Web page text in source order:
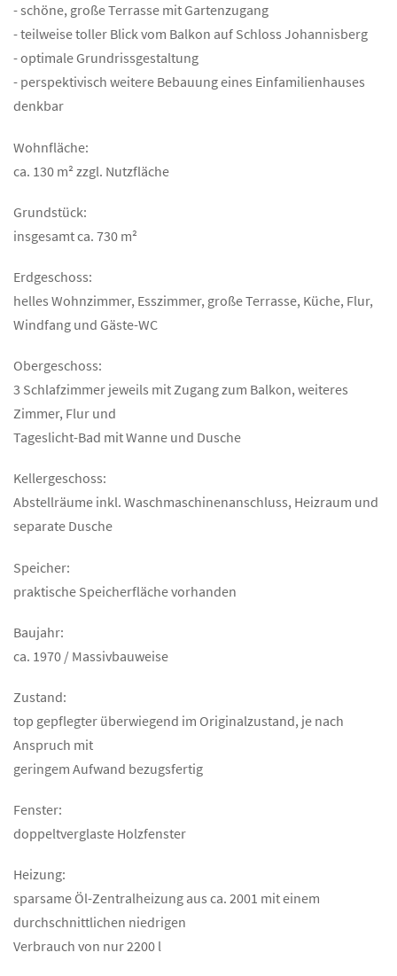
- schöne, große Terrasse mit Gartenzugang
- teilweise toller Blick vom Balkon auf Schloss Johannisberg
- optimale Grundrissgestaltung
- perspektivisch weitere Bebauung eines Einfamilienhauses
denkbar
Wohnfläche:
ca. 130 m² zzgl. Nutzfläche
Grundstück:
insgesamt ca. 730 m²
Erdgeschoss:
helles Wohnzimmer, Esszimmer, große Terrasse, Küche, Flur,
Windfang und Gäste-WC
Obergeschoss:
3 Schlafzimmer jeweils mit Zugang zum Balkon, weiteres
Zimmer, Flur und
Tageslicht-Bad mit Wanne und Dusche
Kellergeschoss:
Abstellräume inkl. Waschmaschinenanschluss, Heizraum und
separate Dusche
Speicher:
praktische Speicherfläche vorhanden
Baujahr:
ca. 1970 / Massivbauweise
Zustand:
top gepflegter überwiegend im Originalzustand, je nach
Anspruch mit
geringem Aufwand bezugsfertig
Fenster:
doppeltverglaste Holzfenster
Heizung:
sparsame Öl-Zentralheizung aus ca. 2001 mit einem
durchschnittlichen niedrigen
Verbrauch von nur 2200 l